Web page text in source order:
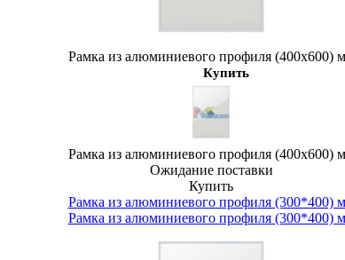
Рамка из алюминиевого профиля (400х600)
Купить
Рамка из алюминиевого профиля (400х600)
Ожидание поставки
Купить
Рамка из алюминиевого профиля (300*400)
Рамка из алюминиевого профиля (300*400)